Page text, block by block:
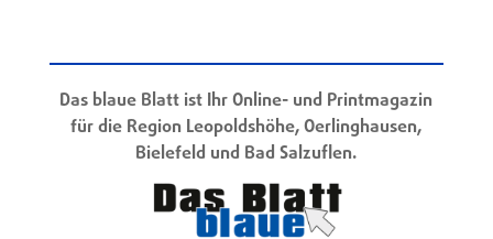
Das blaue Blatt ist Ihr Online- und Printmagazin
für die Region Leopoldshöhe, Oerlinghausen,
Bielefeld und Bad Salzuflen.